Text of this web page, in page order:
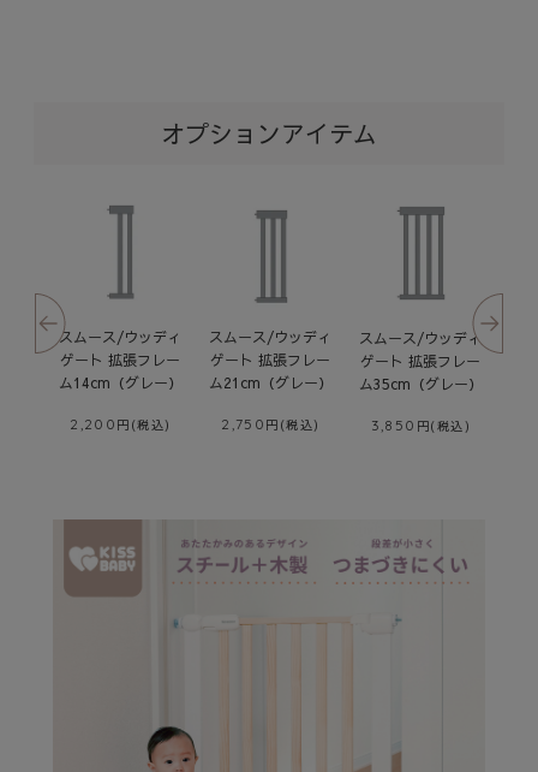
オプションアイテム
スムース/ウッディ
ゲート 拡張フレー
ム7cm（ホワイ
スムース/ウッディ
ゲート 拡張フレー
ム14cm（ホワイ
スムース/ウッディ
ゲート 拡張フレー
ム21cm（ホワイ